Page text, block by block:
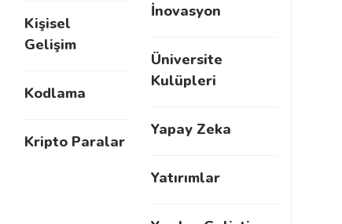
Kişisel
Gelişim
Kodlama
Kripto Paralar
İnovasyon
Üniversite
Kulüpleri
Yapay Zeka
Yatırımlar